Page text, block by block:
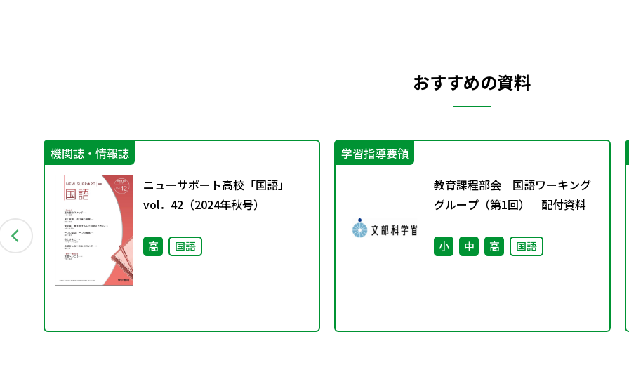
おすすめの資料
機関誌・情報誌
ニューサポート高校「国語」
vol．42（2024年秋号）
高 国語
学習指導要領
教育課程部会 国語ワーキング
グループ（第1回） 配付資料
小 中 高 国語